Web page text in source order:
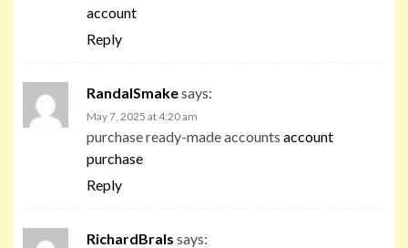
account
Reply
RandalSmakesays:
May 7, 2025 at 4:20 am
purchase ready-made accounts account
purchase
Reply
RichardBrals says: